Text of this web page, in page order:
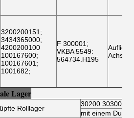
3200200151 ;
3434365000;
4200200100
100167600;
100167601 ;
1001682;
F 300001 ;
VKBA 5549:
564734.H195
Achse
Lager
Rolllager
mit einem